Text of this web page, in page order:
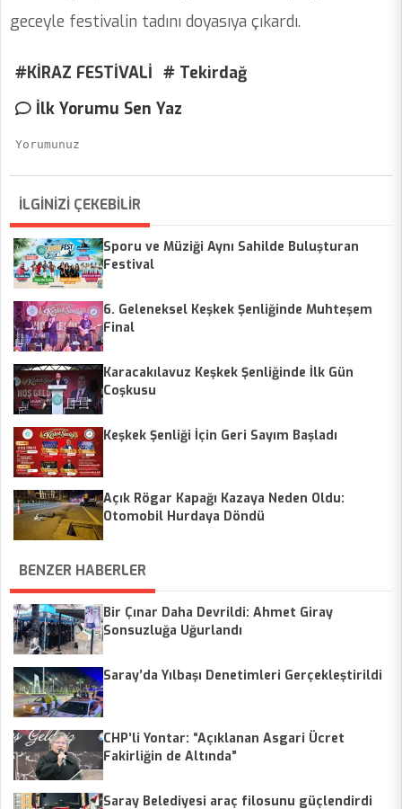
geceyle festivalin tadını doyasıya çıkardı.
#KİRAZ FESTİVALİ # Tekirdağ
İlk Yorumu Sen Yaz
İLGİNİZİ ÇEKEBİLİR
Sporu ve Müziği Aynı Sahilde Buluşturan
Festival
6. Geleneksel Keşkek Şenliğinde Muhteşem
Final
Karacakılavuz Keşkek Şenliğinde İlk Gün
Coşkusu
Keşkek Şenliği İçin Geri Sayım Başladı
Açık Rögar Kapağı Kazaya Neden Oldu:
Otomobil Hurdaya Döndü
BENZER HABERLER
Bir Çınar Daha Devrildi: Ahmet Giray
Sonsuzluğa Uğurlandı
Saray’da Yılbaşı Denetimleri Gerçekleştirildi
CHP’li Yontar: “Açıklanan Asgari Ücret
Fakirliğin de Altında”
Saray Belediyesi araç filosunu güçlendirdi